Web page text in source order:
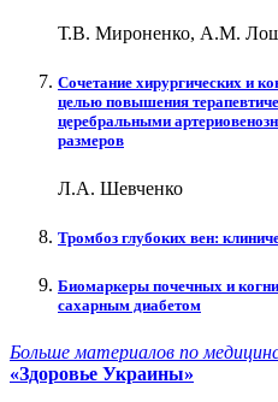
Т.В. Мироненко, А.М.
Сочетание хирургических и
целью повышения
церебральными
размеров
Л.А. Шевченко
Тромбоз глубоких вен:
Биомаркеры почечных и
сахарным диабетом
Больше материалов по
«Здоровье Украины»